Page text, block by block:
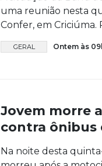
uma reunião nesta
Confer, em Criciúma.
GERAL Ontem às
Jovem morre
contra ônibus
Na noite desta